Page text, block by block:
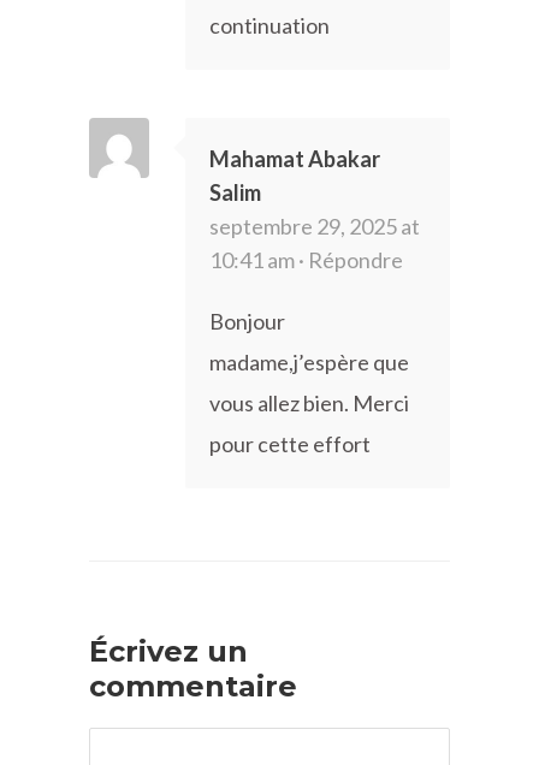
continuation
Mahamat Abakar
Salim
septembre 29, 2025 at
10:41 am · Répondre
Bonjour
madame,j’espère que
vous allez bien. Merci
pour cette effort
Écrivez un
commentaire